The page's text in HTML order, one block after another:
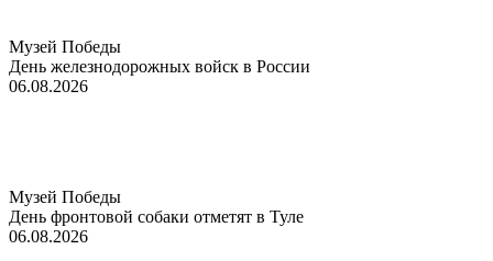
Музей Победы
День железнодорожных войск в России
06.08.2026
Музей Победы
День фронтовой собаки отметят в Туле
06.08.2026